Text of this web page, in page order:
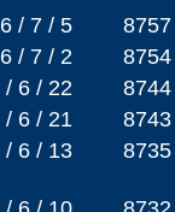
/ 7 / 5 8757
/ 7 / 2 8754
/ 6 / 22 8744
/ 6 / 21 8743
/ 6 / 13 8735